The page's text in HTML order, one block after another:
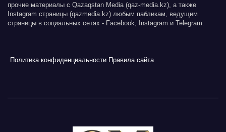
прочие материалы с Qazaqstan Media (qaz-media.kz), а также
Instagram страницы (qazmedia.kz) любым пабликам, ведущим
страницы в социальных сетях - Facebook, Instagram и Telegram.
Политика конфиденциальности Правила сайта